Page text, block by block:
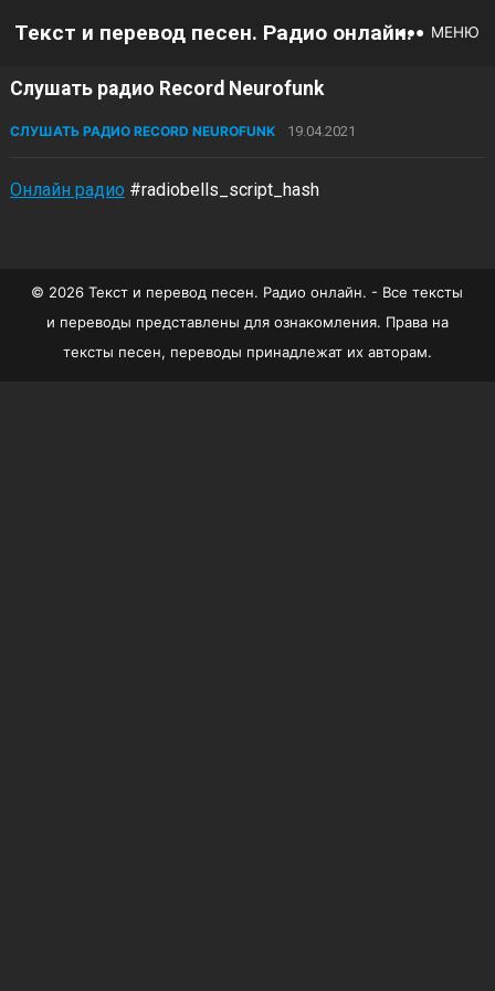
Текст и перевод песен. Радио онлайн. МЕНЮ
Слушать радио Record Neurofunk
СЛУШАТЬ РАДИО RECORD NEUROFUNK 19.04.2021
Онлайн радио #radiobells_script_hash
© 2026 Текст и перевод песен. Радио онлайн. - Все тексты
и переводы представлены для ознакомления. Права на
тексты песен, переводы принадлежат их авторам.